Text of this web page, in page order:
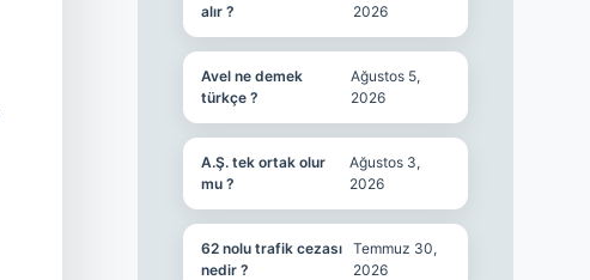
alır ?
2026
Avel ne demek
türkçe ?
Ağustos 5,
2026
A.Ş. tek ortak olur
mu ?
Ağustos 3,
2026
62 nolu trafik cezası
nedir ?
Temmuz 30,
2026